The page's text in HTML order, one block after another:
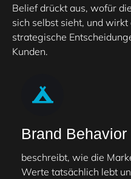
Belief drückt aus, wofür
sich selbst sieht, und
strategische
Kunden.
Brand Behavior
beschreibt, wie die
Werte tatsächlich lebt